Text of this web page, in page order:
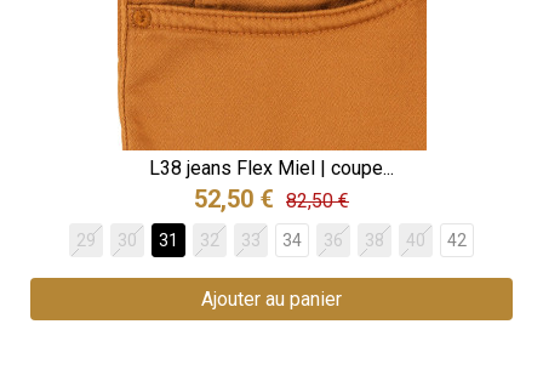
L38 jeans Flex Miel | coupe...
52,50 € 82,50 €
29 30 31 32 33 34 36 38 40 42
Ajouter au panier